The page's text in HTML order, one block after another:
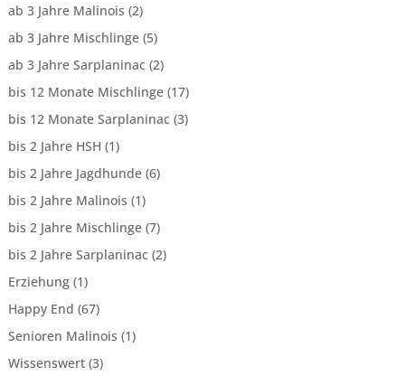
ab 3 Jahre Malinois (2)
ab 3 Jahre Mischlinge(5)
ab 3 Jahre Sarplaninac(2)
bis 12 Monate Mischlinge(17)
bis 12 Monate Sarplaninac(3)
bis 2 Jahre HSH (1)
bis 2 Jahre Jagdhunde(6)
bis 2 Jahre Malinois (1)
bis 2 Jahre Mischlinge(7)
bis 2 Jahre Sarplaninac(2)
Erziehung(1)
Happy End (67)
Senioren Malinois (1)
Wissenswert(3)